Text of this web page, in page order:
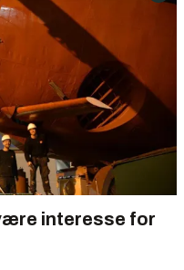
interesse for